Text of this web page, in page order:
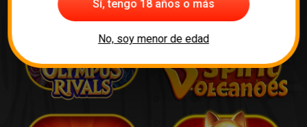
Sí, tengo 18 años o más
No, soy menor de edad